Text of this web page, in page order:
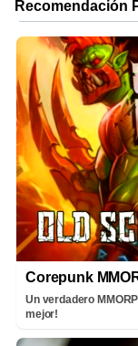
Corepunk
Un verdadero
mejor!